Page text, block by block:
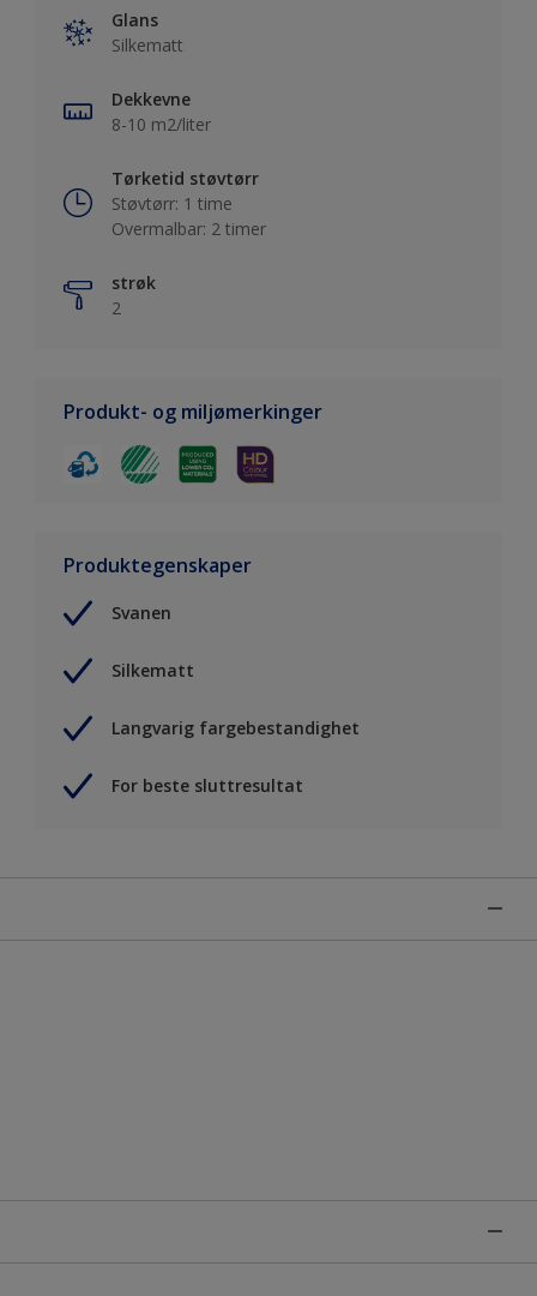
Glans
Silkematt
Dekkevne
8-10 m2/liter
Tørketid støvtørr
Støvtørr: 1 time
Overmalbar: 2 timer
strøk
2
Produkt- og miljømerkinger
Produktegenskaper
Svanen
Silkematt
Langvarig fargebestandighet
For beste sluttresultat